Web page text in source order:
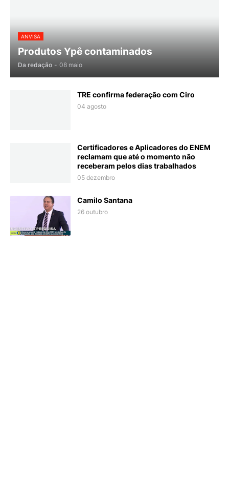
ANVISA
Produtos Ypê contaminados
Da redação - 08 maio
TRE confirma federação com Ciro
04 agosto
Certificadores e Aplicadores do ENEM
reclamam que até o momento não
receberam pelos dias trabalhados
05 dezembro
Camilo Santana
26 outubro